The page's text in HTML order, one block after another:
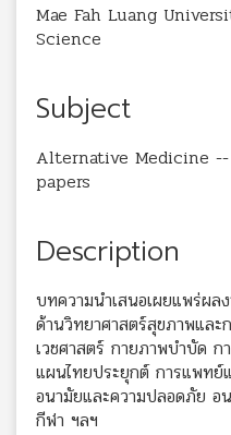
Mae Fah Luang
Science
Subject
Alternative Medicine
papers
Description
บทความนำเสนอเผยแพร่ผล
ด้านวิทยาศาสตร์สุขภาพแล
เวชศาสตร์ กายภาพบำบัด
แผนไทยประยุกต์ การแพทย์
อนามัยและความปลอดภัย อ
กีฬา ฯลฯ